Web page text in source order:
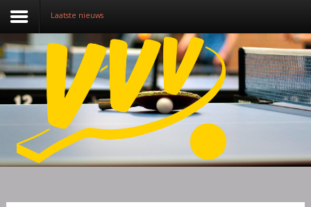
Nieuws
Over VVV
Lidmaatschap
Competitie
Laatste nieuws